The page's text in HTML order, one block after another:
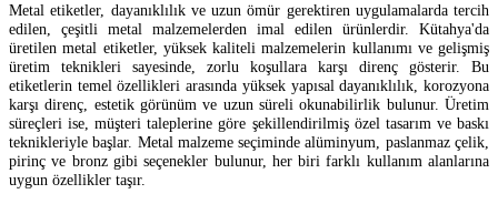
Metal etiketler, dayanıklılık ve uzun ömür gerektiren uygulamalarda tercih
edilen, çeşitli metal malzemelerden imal edilen ürünlerdir. Kütahya'da
üretilen metal etiketler, yüksek kaliteli malzemelerin kullanımı ve gelişmiş
üretim teknikleri sayesinde, zorlu koşullara karşı direnç gösterir. Bu
etiketlerin temel özellikleri arasında yüksek yapısal dayanıklılık, korozyona
karşı direnç, estetik görünüm ve uzun süreli okunabilirlik bulunur. Üretim
süreçleri ise, müşteri taleplerine göre şekillendirilmiş özel tasarım ve baskı
teknikleriyle başlar. Metal malzeme seçiminde alüminyum, paslanmaz çelik,
pirinç ve bronz gibi seçenekler bulunur, her biri farklı kullanım alanlarına
uygun özellikler taşır.